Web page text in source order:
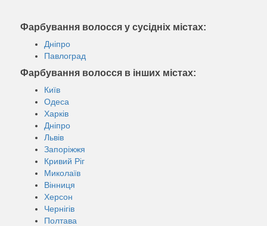
Фарбування волосся у сусідніх містах:
Дніпро
Павлоград
Фарбування волосся в інших містах:
Київ
Одеса
Харків
Дніпро
Львів
Запоріжжя
Кривий Ріг
Миколаїв
Вінниця
Херсон
Чернігів
Полтава